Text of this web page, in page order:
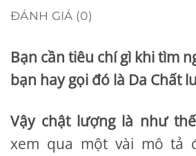
ĐÁNH GIÁ (0)
Bạn cần tiêu chí gì khi tìm
bạn hay gọi đó là Da Chất
Vậy chật lượng là như
xem qua một vài mô tả